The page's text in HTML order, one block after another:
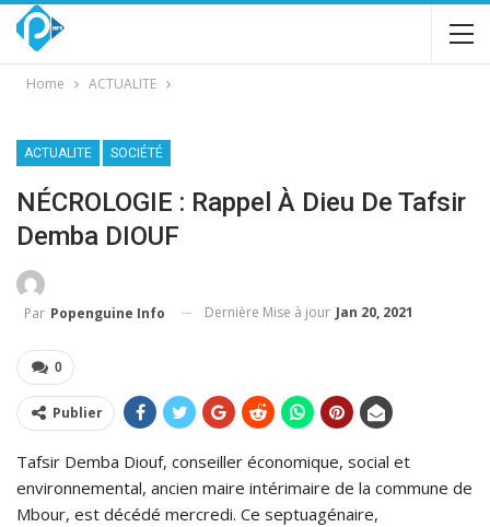
Home ACTUALITE
ACTUALITE SOCIÉTÉ
NÉCROLOGIE : Rappel À Dieu De Tafsir
Demba DIOUF
Par Popenguine Info Dernière Mise à jour Jan 20, 2021
0
Publier
Tafsir Demba Diouf, conseiller économique, social et
environnemental, ancien maire intérimaire de la commune de
Mbour, est décédé mercredi. Ce septuagénaire,